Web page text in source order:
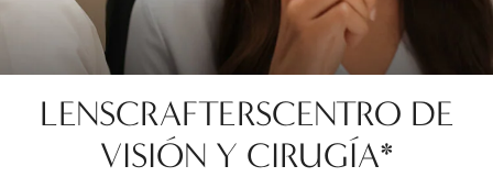
LENSCRAFTERSCENTRO DE
VISIÓN Y CIRUGÍA*